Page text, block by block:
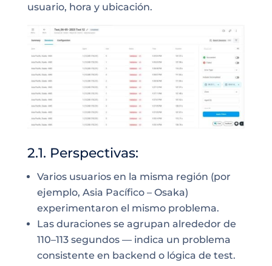
usuario, hora y ubicación.
2.1. Perspectivas:
Varios usuarios en la misma región (por
ejemplo, Asia Pacífico – Osaka)
experimentaron el mismo problema.
Las duraciones se agrupan alrededor de
110–113 segundos — indica un problema
consistente en backend o lógica de test.